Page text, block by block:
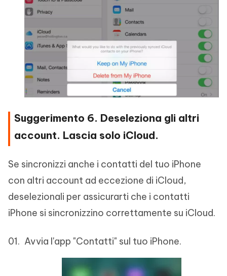
Suggerimento 6. Deseleziona gli altri
account. Lascia solo iCloud.
Se sincronizzi anche i contatti del tuo iPhone
con altri account ad eccezione di iCloud,
deselezionali per assicurarti che i contatti
iPhone si sincronizzino correttamente su iCloud.
Avvia l'app "Contatti" sul tuo iPhone.